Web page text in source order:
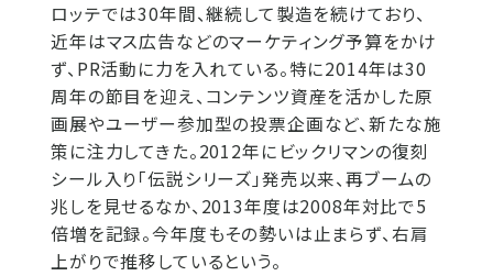
ロッテでは30年間、継続して製造を続けており、
近年はマス広告などのマーケティング予算をかけ
ず、PR活動に力を入れている。特に2014年は30
周年の節目を迎え、コンテンツ資産を活かした原
画展やユーザー参加型の投票企画など、新たな施
策に注力してきた。2012年にビックリマンの復刻
シール入り「伝説シリーズ」発売以来、再ブームの
兆しを見せるなか、2013年度は2008年対比で5
倍増を記録。今年度もその勢いは止まらず、右肩
上がりで推移しているという。